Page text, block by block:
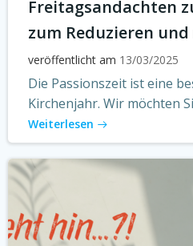
Freitagsandachten
zum Reduzieren
veröffentlicht am 13/03/2025
Die Passionszeit ist eine
Kirchenjahr. Wir möchten
Weiterlesen